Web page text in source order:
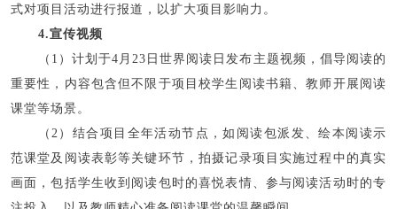
式对项目活动进行报道，以扩大项目影响力。
4.宣传视频
（1）计划于4月23日世界阅读日发布主题视频，倡导阅读的
重要性，内容包含但不限于项目校学生阅读书籍、教师开展阅读
课堂等场景。
（2）结合项目全年活动节点，如阅读包派发、绘本阅读示
范课堂及阅读表彰等关键环节，拍摄记录项目实施过程中的真实
画面，包括学生收到阅读包时的喜悦表情、参与阅读活动时的专